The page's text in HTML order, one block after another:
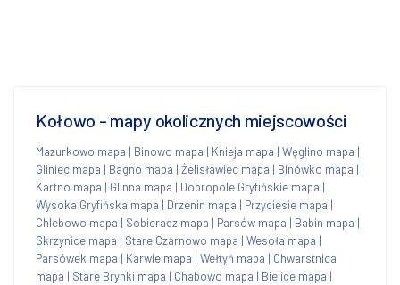
Kołowo - mapy okolicznych miejscowości
Mazurkowo mapa | Binowo mapa | Knieja mapa | Węglino mapa |
Gliniec mapa | Bagno mapa | Żelisławiec mapa | Binówko mapa |
Kartno mapa | Glinna mapa | Dobropole Gryfińskie mapa |
Wysoka Gryfińska mapa | Drzenin mapa | Przyciesie mapa |
Chlebowo mapa | Sobieradz mapa | Parsów mapa | Babin mapa |
Skrzynice mapa | Stare Czarnowo mapa | Wesoła mapa |
Parsówek mapa | Karwie mapa | Wełtyń mapa | Chwarstnica
mapa | Stare Brynki mapa | Chabowo mapa | Bielice mapa |